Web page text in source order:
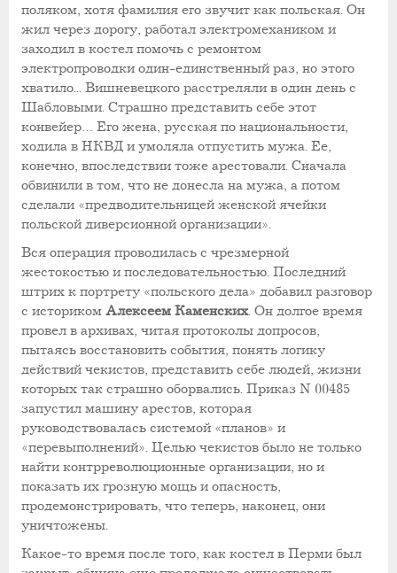
поляком, хотя фамилия его звучит как польская. Он
жил через дорогу, работал электромехаником и
заходил в костел помочь с ремонтом
электропроводки один-единственный раз, но этого
хватило... Вишневецкого расстреляли в один день с
Шабловыми. Страшно представить себе этот
конвейер… Его жена, русская по национальности,
ходила в НКВД и умоляла отпустить мужа. Ее,
конечно, впоследствии тоже арестовали. Сначала
обвинили в том, что не донесла на мужа, а потом
сделали «предводительницей женской ячейки
польской диверсионной организации».
Вся операция проводилась с чрезмерной
жестокостью и последовательностью. Последний
штрих к портрету «польского дела» добавил разговор
с историком Алексеем Каменских. Он долгое время
провел в архивах, читая протоколы допросов,
пытаясь восстановить события, понять логику
действий чекистов, представить себе людей, жизни
которых так страшно оборвались. Приказ N 00485
запустил машину арестов, которая
руководствовалась системой «планов» и
«перевыполнений». Целью чекистов было не только
найти контрреволюционные организации, но и
показать их грозную мощь и опасность,
продемонстрировать, что теперь, наконец, они
уничтожены.
Какое-то время после того, как костел в Перми был